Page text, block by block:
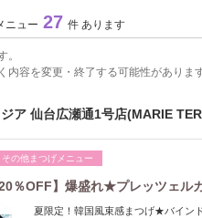
ニュー 27 件 あります
。
内容を変更・終了する可能性があります
ア 仙台広瀬通1号店(MARIE
その他まつげメニュー
20％OFF】爆盛れ★プレッツェ
夏限定！韓国風束感まつげ★バイン